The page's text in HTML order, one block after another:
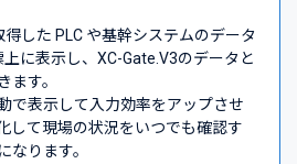
した PLC や基幹システムのデータ
上に表示し、XC-Gate.V3のデータと
ます。
で表示して入力効率をアップさせ
して現場の状況をいつでも確認す
なります。